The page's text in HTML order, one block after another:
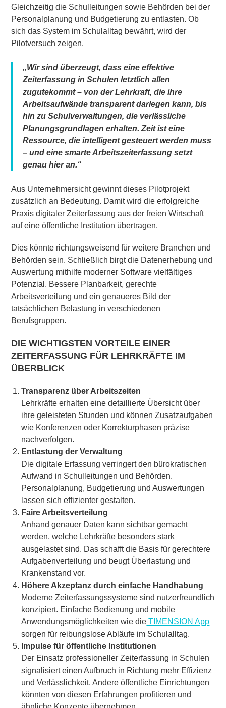
Gleichzeitig die Schulleitungen sowie Behörden bei der
Personalplanung und Budgetierung zu entlasten. Ob
sich das System im Schulalltag bewährt, wird der
Pilotversuch zeigen.
„Wir sind überzeugt, dass eine effektive
Zeiterfassung in Schulen letztlich allen
zugutekommt – von der Lehrkraft, die ihre
Arbeitsaufwände transparent darlegen kann, bis
hin zu Schulverwaltungen, die verlässliche
Planungsgrundlagen erhalten. Zeit ist eine
Ressource, die intelligent gesteuert werden muss
– und eine smarte Arbeitszeiterfassung setzt
genau hier an.“
Aus Unternehmersicht gewinnt dieses Pilotprojekt
zusätzlich an Bedeutung. Damit wird die erfolgreiche
Praxis digitaler Zeiterfassung aus der freien Wirtschaft
auf eine öffentliche Institution übertragen.
Dies könnte richtungsweisend für weitere Branchen und
Behörden sein. Schließlich birgt die Datenerhebung und
Auswertung mithilfe moderner Software vielfältiges
Potenzial. Bessere Planbarkeit, gerechte
Arbeitsverteilung und ein genaueres Bild der
tatsächlichen Belastung in verschiedenen
Berufsgruppen.
DIE WICHTIGSTEN VORTEILE EINER
ZEITERFASSUNG FÜR LEHRKRÄFTE IM
ÜBERBLICK
Transparenz über Arbeitszeiten
Lehrkräfte erhalten eine detaillierte Übersicht über
ihre geleisteten Stunden und können Zusatzaufgaben
wie Konferenzen oder Korrekturphasen präzise
nachverfolgen.
Entlastung der Verwaltung
Die digitale Erfassung verringert den bürokratischen
Aufwand in Schulleitungen und Behörden.
Personalplanung, Budgetierung und Auswertungen
lassen sich effizienter gestalten.
Faire Arbeitsverteilung
Anhand genauer Daten kann sichtbar gemacht
werden, welche Lehrkräfte besonders stark
ausgelastet sind. Das schafft die Basis für gerechtere
Aufgabenverteilung und beugt Überlastung und
Krankenstand vor.
Höhere Akzeptanz durch einfache Handhabung
Moderne Zeiterfassungssysteme sind nutzerfreundlich
konzipiert. Einfache Bedienung und mobile
Anwendungsmöglichkeiten wie die TIMENSION App
sorgen für reibungslose Abläufe im Schulalltag.
Impulse für öffentliche Institutionen
Der Einsatz professioneller Zeiterfassung in Schulen
signalisiert einen Aufbruch in Richtung mehr Effizienz
und Verlässlichkeit. Andere öffentliche Einrichtungen
könnten von diesen Erfahrungen profitieren und